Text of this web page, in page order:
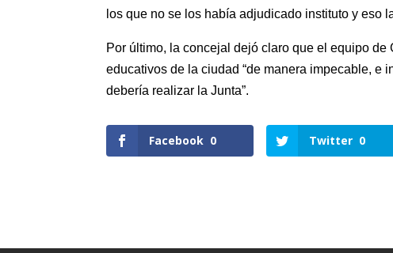
los que no se los había adjudicado instituto y eso
Por último, la concejal dejó claro que el equipo
educativos de la ciudad “de manera impecable,
debería realizar la Junta”.
Facebook 0 Twitter 0